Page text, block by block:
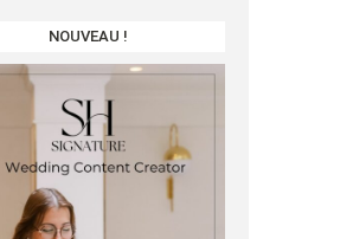
NOUVEAU !